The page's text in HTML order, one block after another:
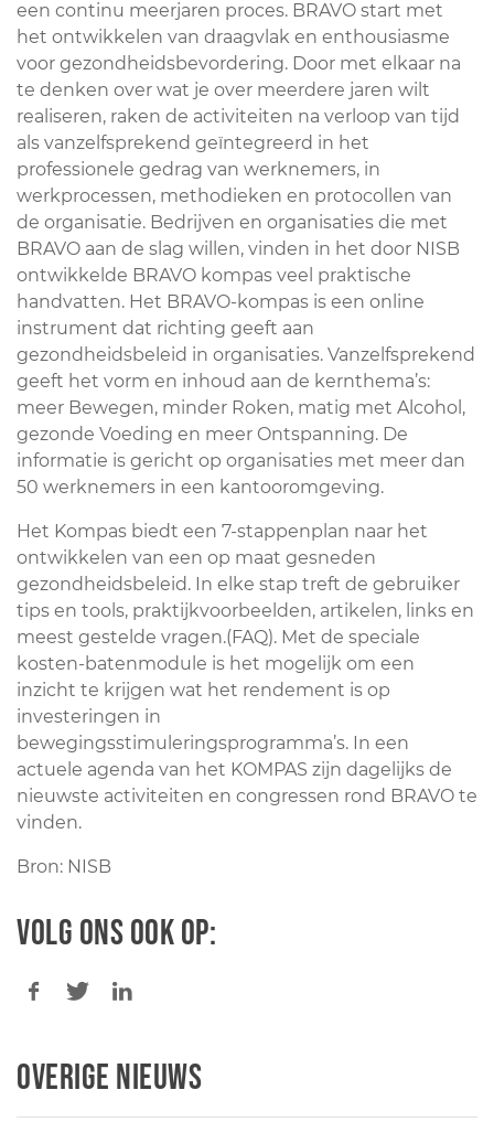
een continu meerjaren proces. BRAVO start met
het ontwikkelen van draagvlak en enthousiasme
voor gezondheidsbevordering. Door met elkaar na
te denken over wat je over meerdere jaren wilt
realiseren, raken de activiteiten na verloop van tijd
als vanzelfsprekend geïntegreerd in het
professionele gedrag van werknemers, in
werkprocessen, methodieken en protocollen van
de organisatie. Bedrijven en organisaties die met
BRAVO aan de slag willen, vinden in het door NISB
ontwikkelde BRAVO kompas veel praktische
handvatten. Het BRAVO-kompas is een online
instrument dat richting geeft aan
gezondheidsbeleid in organisaties. Vanzelfsprekend
geeft het vorm en inhoud aan de kernthema’s:
meer Bewegen, minder Roken, matig met Alcohol,
gezonde Voeding en meer Ontspanning. De
informatie is gericht op organisaties met meer dan
50 werknemers in een kantooromgeving.
Het Kompas biedt een 7-stappenplan naar het
ontwikkelen van een op maat gesneden
gezondheidsbeleid. In elke stap treft de gebruiker
tips en tools, praktijkvoorbeelden, artikelen, links en
meest gestelde vragen.(FAQ). Met de speciale
kosten-batenmodule is het mogelijk om een
inzicht te krijgen wat het rendement is op
investeringen in
bewegingsstimuleringsprogramma’s. In een
actuele agenda van het KOMPAS zijn dagelijks de
nieuwste activiteiten en congressen rond BRAVO te
vinden.
Bron: NISB
Volg ons ook op:
Overige nieuws